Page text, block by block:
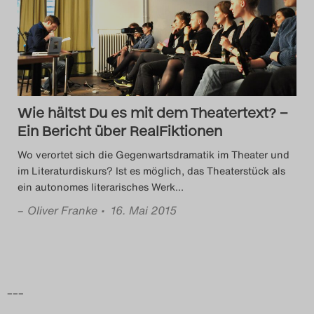
Das Theatertreffen-Blog
2014
Das Theatertreffen-Blog
2015
Das Theatertreffen-Blog
2016
Das Theatertreffen-Blog
Wie hältst Du es mit dem Theatertext? –
Ein Bericht über RealFiktionen
Wo verortet sich die Gegenwartsdramatik im Theater und
im Literaturdiskurs? Ist es möglich, das Theaterstück als
ein autonomes literarisches Werk…
– Oliver Franke • 16. Mai 2015
–––